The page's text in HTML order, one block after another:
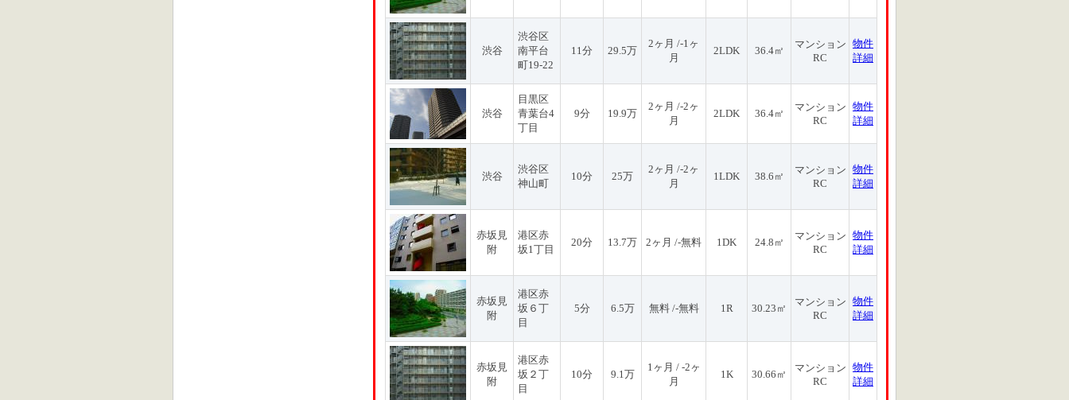
渋谷
渋谷区
南平台
町19-22
11分 29.5万
2ヶ月 /-1ヶ
月
2LDK 36.4㎡
マンション
RC
物件
詳細
渋谷
目黒区
青葉台4
丁目
9分 19.9万
2ヶ月 /-2ヶ
月
2LDK 36.4㎡
マンション
RC
物件
詳細
渋谷
渋谷区
神山町
10分 25万
2ヶ月 /-2ヶ
月
1LDK 38.6㎡
マンション
RC
物件
詳細
赤坂見
附
港区赤
坂1丁目
20分 13.7万 2ヶ月 /-無料 1DK 24.8㎡
マンション
RC
物件
詳細
赤坂見
附
港区赤
坂６丁
目
5分 6.5万 無料 /-無料 1R 30.23㎡
マンション
RC
物件
詳細
赤坂見
附
港区赤
坂２丁
目
10分 9.1万
1ヶ月 / -2ヶ
月
1K 30.66㎡
マンション
RC
物件
詳細